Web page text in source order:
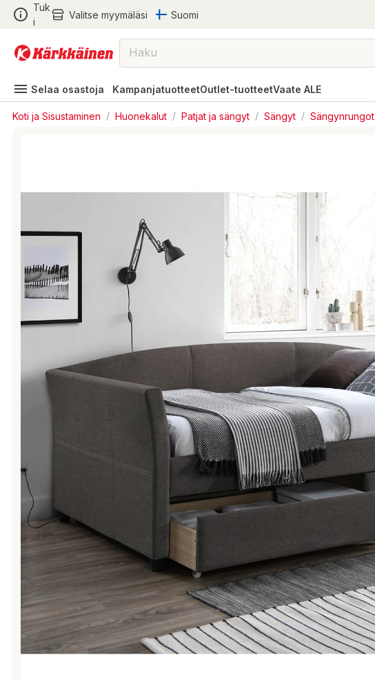
Tuk
i
Valitse myymäläsi Suomi
Selaa osastoja KampanjatuotteetOutlet-tuotteetVaate ALE
Koti ja Sisustaminen / Huonekalut / Patjat ja sängyt / Sängyt / Sängynrungot